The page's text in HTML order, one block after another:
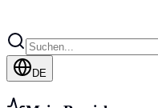
DE